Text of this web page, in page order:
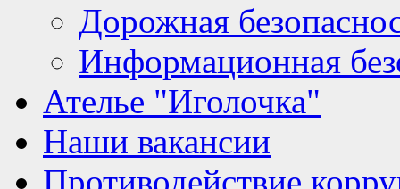
Дорожная
Информационная
Ателье "Иголочка"
Наши вакансии